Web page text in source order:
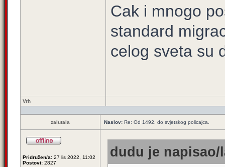
Cak i mnogo
standard
celog sveta su
Vrh
zalutala Naslov: Re: Od 1492. do svjetskog policajca.
Pridružen/a: 27 lis 2022, 11:02
Postovi: 2827
dudu je napisao/